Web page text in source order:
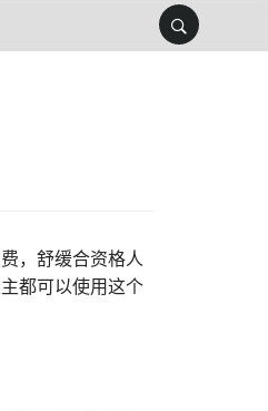
，舒缓合资格人
都可以使用这个